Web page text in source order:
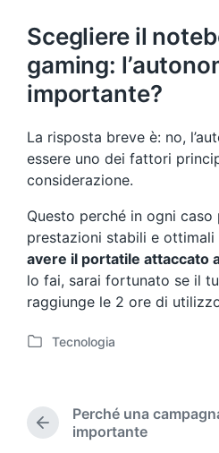
Scegliere il
gaming:
importante?
La risposta breve è: no,
essere uno dei fattori
considerazione.
Questo perché in ogni
prestazioni stabili e ottimali
avere il portatile attaccato
lo fai, sarai fortunato se il
raggiunge le 2 ore di
P
e
Tecnologia
P
Perché una
importante